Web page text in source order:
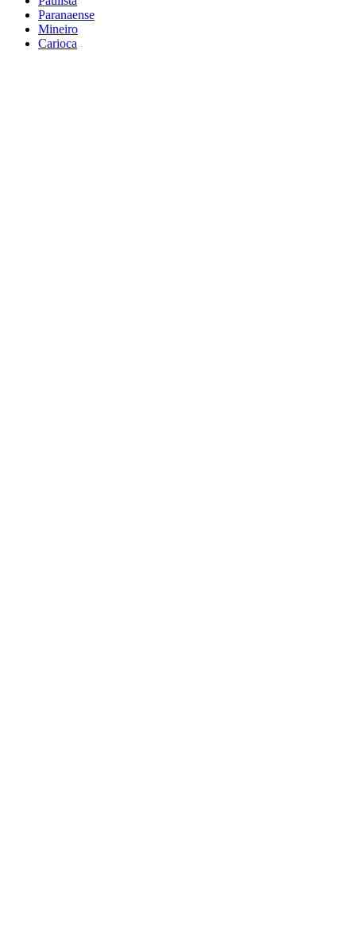
Paranaense
Mineiro
Carioca